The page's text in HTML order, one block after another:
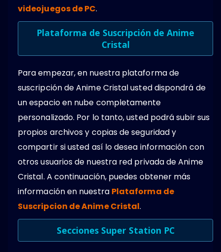
videojuegos de PC.
Plataforma de Suscripción de Anime
Cristal
Para empezar, en nuestra plataforma de
suscripción de Anime Cristal usted dispondrá de
un espacio en nube completamente
personalizado. Por lo tanto, usted podrá subir sus
propios archivos y copias de seguridad y
compartir si usted así lo desea información con
otros usuarios de nuestra red privada de Anime
Cristal. A continuación, puedes obtener más
información en nuestra Plataforma de
Suscripcion de Anime Cristal.
Secciones Super Station PC